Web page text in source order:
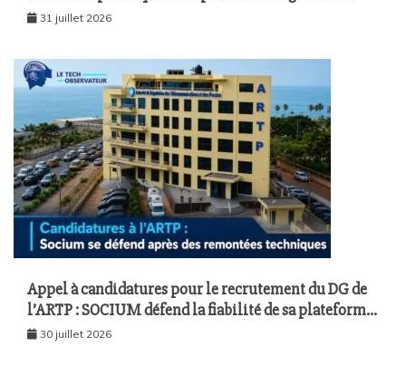
l’économie sénégalaise le 10 août à Dakar
31 juillet 2026
Appel à candidatures pour le recrutement du DG de
l’ARTP : SOCIUM défend la fiabilité de sa plateforme
malgré plusieurs remontées techniques
30 juillet 2026